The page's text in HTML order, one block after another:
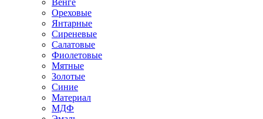
Венге
Ореховые
Янтарные
Сиреневые
Салатовые
Фиолетовые
Мятные
Золотые
Синие
Материал
МДФ